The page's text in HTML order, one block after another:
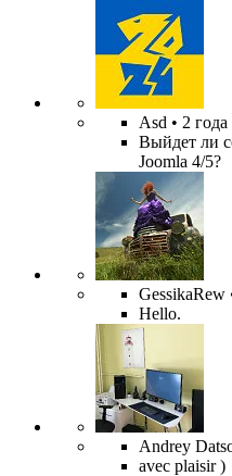
Asd • 2 года
Выйдет ли
Joomla 4/5?
GessikaRew
Hello.
Andrey
avec plaisir )